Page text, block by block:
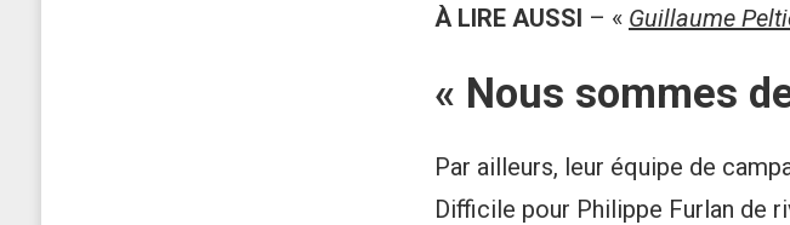
À LIRE AUSSI – « Guillaume
« Nous sommes
Par ailleurs, leur équipe de
Difficile pour Philippe Furlan de